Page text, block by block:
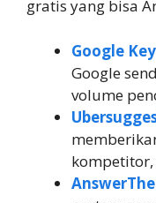
gratis yang bisa
Google
Google
volume
kompetitor,